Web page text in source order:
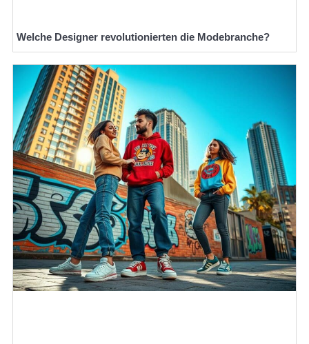
Welche Designer revolutionierten die Modebranche?